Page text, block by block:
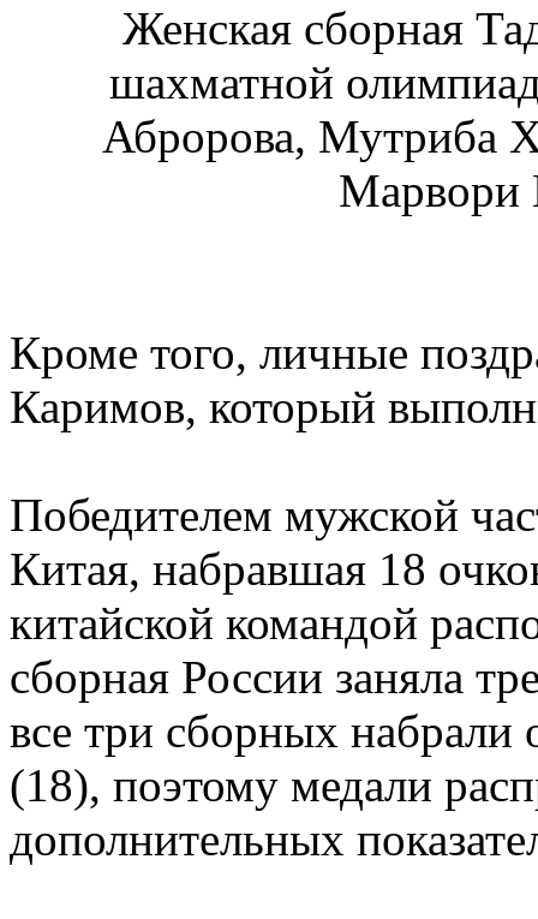
Женская сборная
шахматной
Абророва, Мутриба
Марвори
Кроме того, личные
Каримов, который
Победителем мужской
Китая, набравшая 18
китайской командой
сборная России заняла
все три сборных набрали
(18), поэтому медали
дополнительных